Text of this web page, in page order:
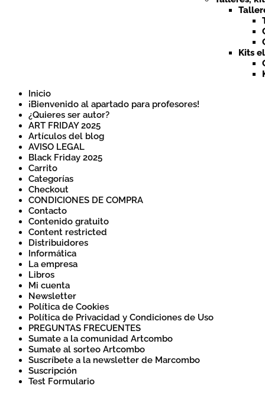
Kits
Inicio
¡Bienvenido al apartado para profesores!
¿Quieres ser autor?
ART FRIDAY 2025
Artículos del blog
AVISO LEGAL
Black Friday 2025
Carrito
Categorías
Checkout
CONDICIONES DE COMPRA
Contacto
Contenido gratuito
Content restricted
Distribuidores
Informática
La empresa
Libros
Mi cuenta
Newsletter
Política de Cookies
Política de Privacidad y Condiciones de Uso
PREGUNTAS FRECUENTES
Sumate a la comunidad Artcombo
Sumate al sorteo Artcombo
Suscríbete a la newsletter de Marcombo
Suscripción
Test Formulario